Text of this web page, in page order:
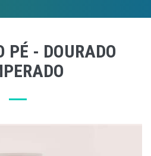
PÉ - DOURADO